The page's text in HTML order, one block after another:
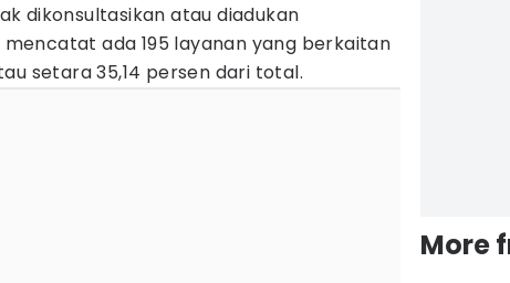
dikonsultasikan atau diadukan
ada 195 layanan yang berkaitan
setara 35,14 persen dari total.
More